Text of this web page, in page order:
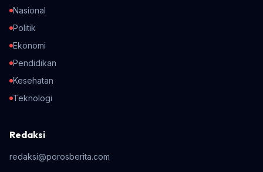
Nasional
Politik
Ekonomi
Pendidikan
Kesehatan
Teknologi
Redaksi
redaksi@porosberita.com